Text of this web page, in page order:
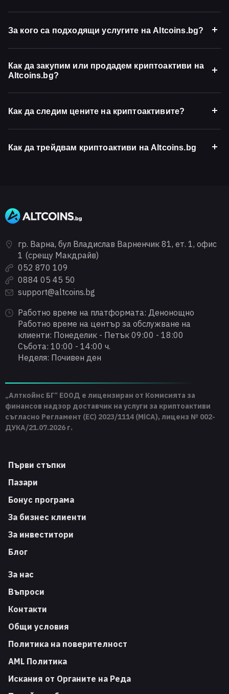
За кого са подходящи услугите на Altcoins.bg?
Как да закупим или продадем криптоактиви на
Altcoins.bg?
Как да следим цените на криптоактивите?
Как да трейдвам криптоактиви на Altcoins.bg
гр. Варна, бул Владислав Варненчик 81, ет. 1, офис
1 (срещу Макдрайв)
052 870 109
0884 05 45 50
support@altcoins.bg
Работно време на платформата: Денонощно
Работно време на център за обслужване на
клиенти: Понеделик - Петък 09:00 - 18:00
Събота: 10:00 - 14:00 ч.
Неделя: Почивен ден
„Алткойнс БГ“ ЕООД е лицензиран от Комисията за
финансов надзор доставчик на услуги за криптоактиви
съгласно Регламент (ЕС) 2023/1114 (MiCA), лиценз № 002-
ДУКА/21.07.2026 г.
Първи стъпки
Пазари
Бонус програма
За бизнес клиенти
За инвеститори
Блог
За нас
Въпроси
Контакти
Общи условия
Политика на поверителност
AML Политика
Искания от Органите на Реда